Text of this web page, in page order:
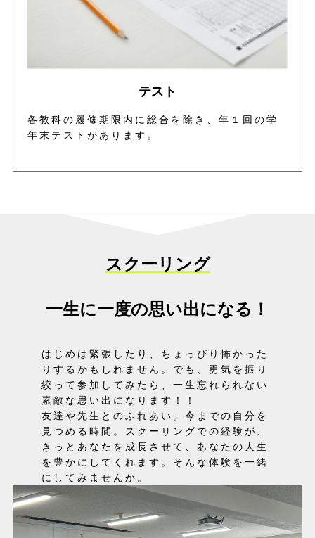
テスト
各教科の履修期限内に総合を除き、年１回の学
年末テストがあります。
スクーリング
一生に一度の思い出になる！
はじめは緊張したり、ちょっぴり怖かった
りするかもしれません。でも、勇気を振り
絞って参加してみたら、一生忘れられない
素敵な思い出になります！！
友達や先生とのふれあい。今までの自分を
見つめる時間。スクーリングでの経験が、
きっとあなたを成長させて、あなたの人生
を豊かにしてくれます。そんな体験を一緒
にしてみませんか。